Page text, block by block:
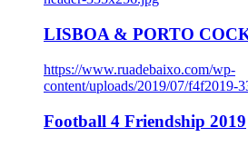
LISBOA & PORTO
https://www.ruadebaixo.com/wp-
content/uploads/2019/07/f4f2019-
Football 4 Friendship 2019